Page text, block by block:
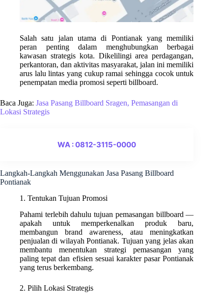
Salah satu jalan utama di Pontianak yang memiliki
peran penting dalam menghubungkan berbagai
kawasan strategis kota. Dikelilingi area perdagangan,
perkantoran, dan aktivitas masyarakat, jalan ini memiliki
arus lalu lintas yang cukup ramai sehingga cocok untuk
penempatan media promosi seperti billboard.
Baca Juga: Jasa Pasang Billboard Sragen, Pemasangan di
Lokasi Strategis
WA : 0812-3115-0000
Langkah-Langkah Menggunakan Jasa Pasang Billboard
Pontianak
1. Tentukan Tujuan Promosi
Pahami terlebih dahulu tujuan pemasangan billboard —
apakah untuk memperkenalkan produk baru,
membangun brand awareness, atau meningkatkan
penjualan di wilayah Pontianak. Tujuan yang jelas akan
membantu menentukan strategi pemasangan yang
paling tepat dan efisien sesuai karakter pasar Pontianak
yang terus berkembang.
2. Pilih Lokasi Strategis